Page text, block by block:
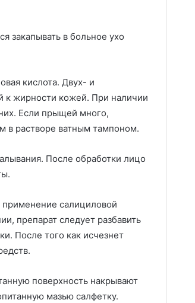
закапывать в больное ухо
кислота. Двух- и
к жирности кожей. При наличии
Если прыщей много,
в растворе ватным тампоном.
После обработки лицо
применение салициловой
препарат следует разбавить
После того как исчезнет
поверхность накрывают
мазью салфетку.